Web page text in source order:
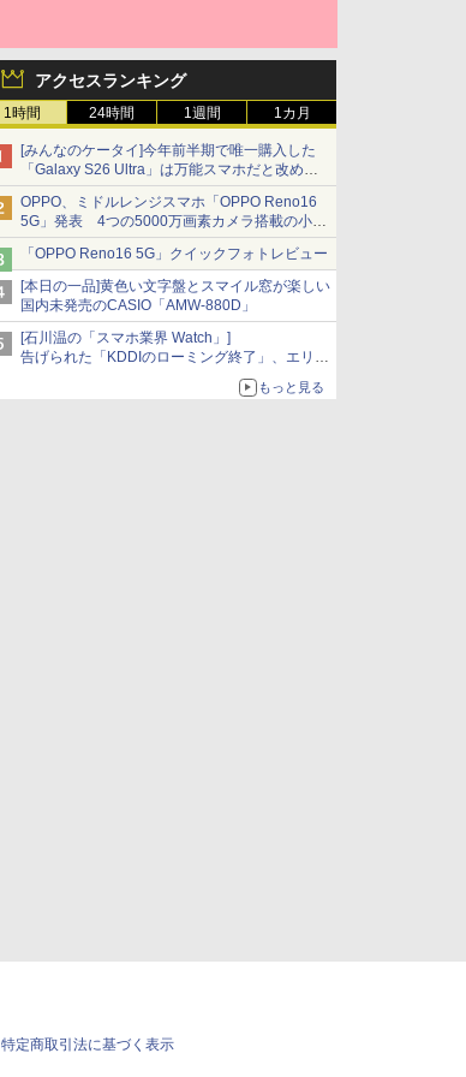
アクセスランキング
1時間 24時間 1週間 1カ月
[みんなのケータイ]今年前半期で唯一購入した
「Galaxy S26 Ultra」は万能スマホだと改めて
思う
OPPO、ミドルレンジスマホ「OPPO Reno16
5G」発表 4つの5000万画素カメラ搭載の小型
モデル
「OPPO Reno16 5G」クイックフォトレビュー
[本日の一品]黄色い文字盤とスマイル窓が楽しい
国内未発売のCASIO「AMW-880D」
[石川温の「スマホ業界 Watch」]
告げられた「KDDIのローミング終了」、エリア
マップの落とし穴と楽天モバイルの課題
もっと見る
特定商取引法に基づく表示